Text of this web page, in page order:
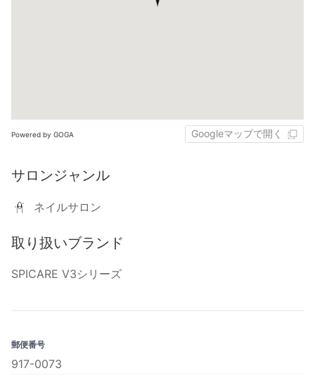
Powered by GOGA Googleマップで開く
サロンジャンル
ネイルサロン
取り扱いブランド
SPICARE V3シリーズ
郵便番号
917-0073